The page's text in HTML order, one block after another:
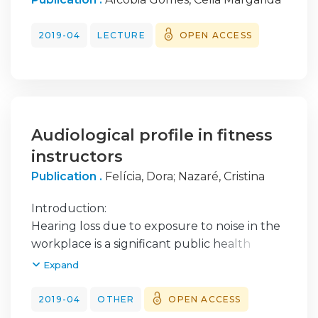
2019-04 LECTURE OPEN ACCESS
Audiological profile in fitness
instructors
Publication . Felícia, Dora; Nazaré, Cristina
Introduction:
Hearing loss due to exposure to noise in the
workplace is a significant public health
problem. Studies indicate that more than
symptoms of hearing loss (that interfere with
their quality of life) due to exposure during
Expand
2019-04 OTHER OPEN ACCESS